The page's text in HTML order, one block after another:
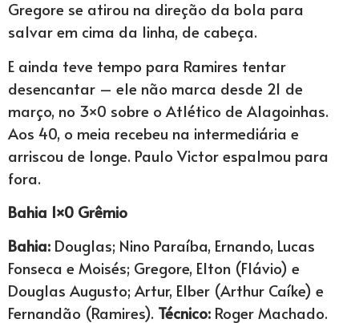
Gregore se atirou na direção da bola para
salvar em cima da linha, de cabeça.
E ainda teve tempo para Ramires tentar
desencantar – ele não marca desde 21 de
março, no 3×0 sobre o Atlético de Alagoinhas.
Aos 40, o meia recebeu na intermediária e
arriscou de longe. Paulo Victor espalmou para
fora.
Bahia 1×0 Grêmio
Bahia: Douglas; Nino Paraíba, Ernando, Lucas
Fonseca e Moisés; Gregore, Elton (Flávio) e
Douglas Augusto; Artur, Elber (Arthur Caíke) e
Fernandão (Ramires). Técnico: Roger Machado.